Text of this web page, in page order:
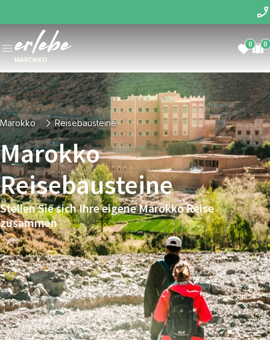
MAROKKO
0 0
Marokko Reisebausteine
Marokko
Reisebausteine
Stellen Sie sich Ihre eigene Marokko Reise
zusammen